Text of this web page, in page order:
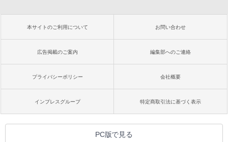
本サイトのご利用について お問い合わせ
広告掲載のご案内 編集部へのご連絡
プライバシーポリシー 会社概要
インプレスグループ 特定商取引法に基づく表示
PC版で見る